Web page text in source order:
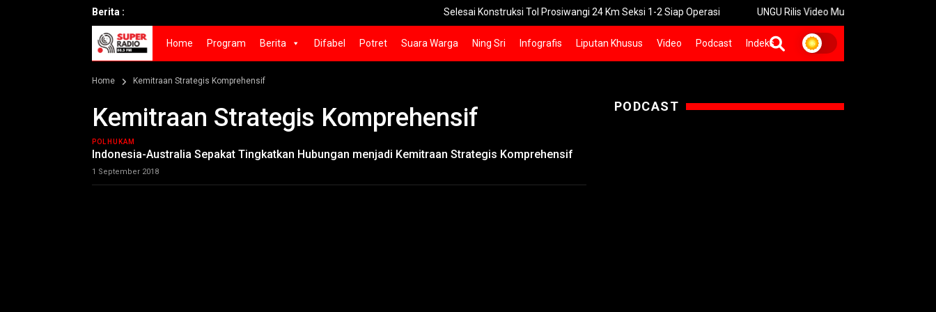
Berita : Selesai Konstruksi Tol Prosiwangi 24 Km Seksi 1-2 Siap Operasi UNGU Rilis Video Musik “Utara-Selatan” Sambut
Home Program Berita Difabel Potret Suara Warga Ning Sri Infografis Liputan Khusus Video Podcast Indeks
Home Kemitraan Strategis Komprehensif
Kemitraan Strategis Komprehensif
POLHUKAM
Indonesia-Australia Sepakat Tingkatkan Hubungan menjadi Kemitraan Strategis Komprehensif
1 September 2018
PODCAST